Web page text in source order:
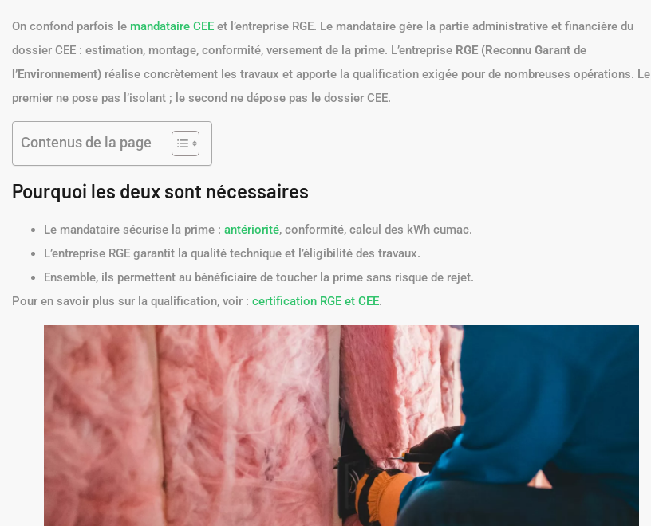
On confond parfois le mandataire CEE et l’entreprise RGE. Le mandataire gère la partie administrative et financière du
dossier CEE : estimation, montage, conformité, versement de la prime. L’entreprise RGE (Reconnu Garant de
l’Environnement) réalise concrètement les travaux et apporte la qualification exigée pour de nombreuses opérations. Le
premier ne pose pas l’isolant ; le second ne dépose pas le dossier CEE.
Contenus de la page
Pourquoi les deux sont nécessaires
Le mandataire sécurise la prime : antériorité, conformité, calcul des kWh cumac.
L’entreprise RGE garantit la qualité technique et l’éligibilité des travaux.
Ensemble, ils permettent au bénéficiaire de toucher la prime sans risque de rejet.
Pour en savoir plus sur la qualification, voir : certification RGE et CEE.